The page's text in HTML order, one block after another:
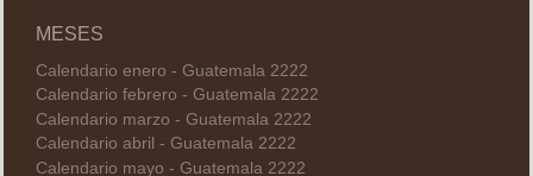
MESES
Calendario enero - Guatemala 2222
Calendario febrero - Guatemala 2222
Calendario marzo - Guatemala 2222
Calendario abril - Guatemala 2222
Calendario mayo - Guatemala 2222